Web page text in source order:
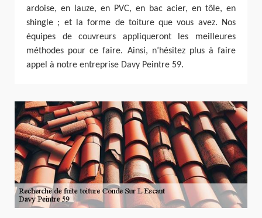
ardoise, en lauze, en PVC, en bac acier, en tôle, en
shingle ; et la forme de toiture que vous avez. Nos
équipes de couvreurs appliqueront les meilleures
méthodes pour ce faire. Ainsi, n’hésitez plus à faire
appel à notre entreprise Davy Peintre 59.